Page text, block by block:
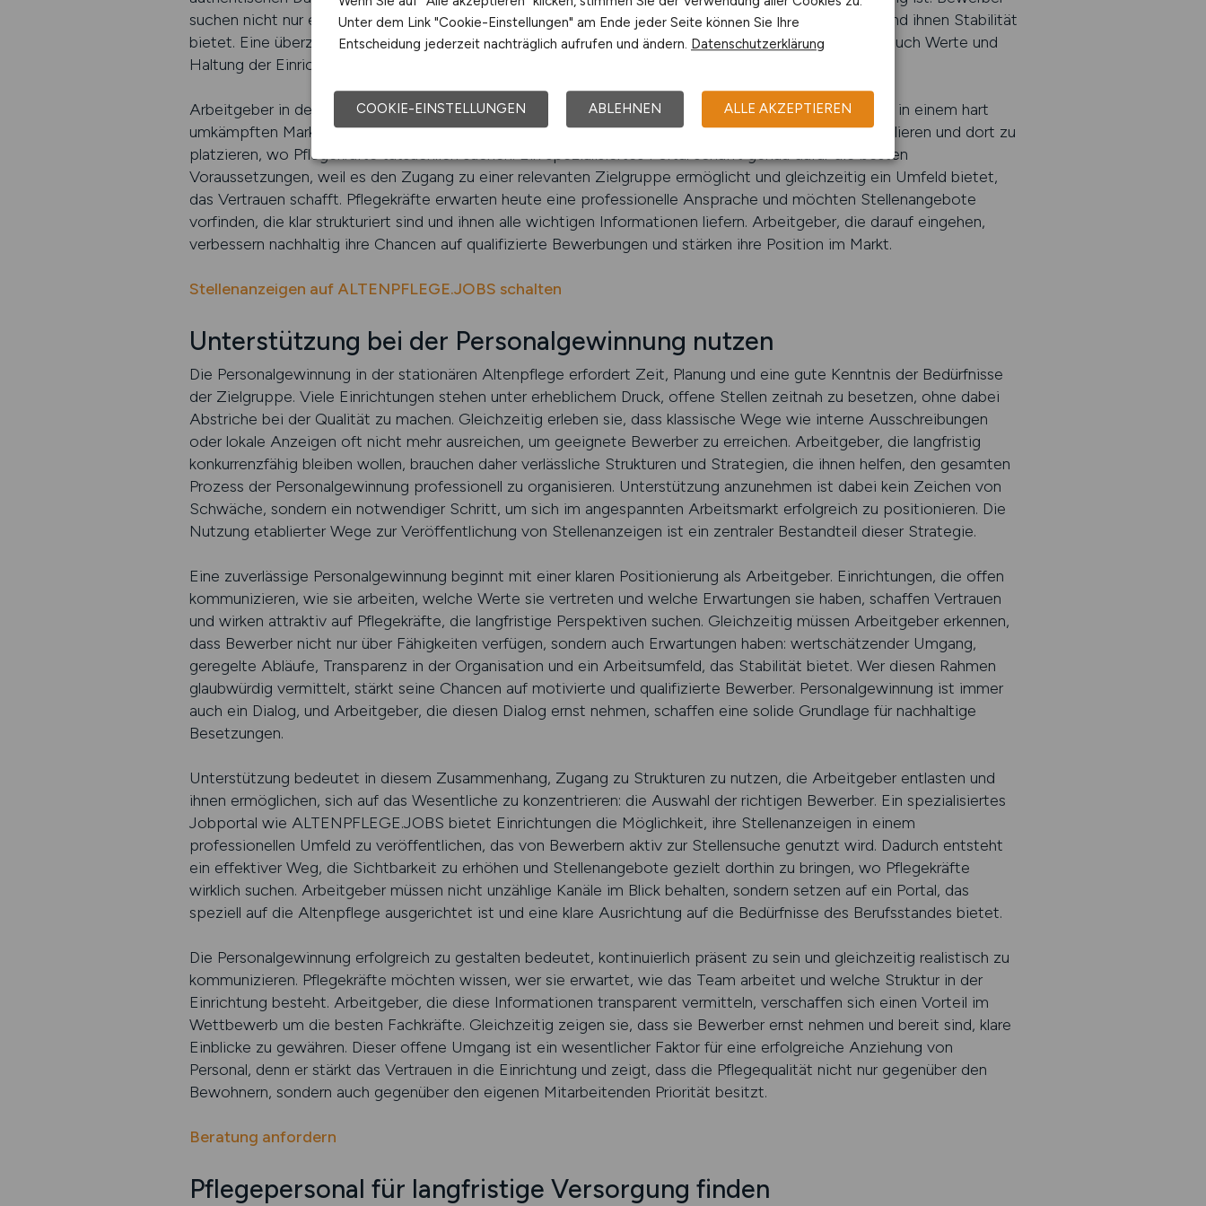
suchen nicht nur eine Position, sondern einen Arbeitsplatz, der ihre beruflichen Vorstellungen erfüllt und ihnen Stabilität
bietet. Eine überzeugend formulierte Stellenanzeige transportiert deshalb nicht nur Fakten, sondern auch Werte und
Haltung der Einrichtung.
Arbeitgeber in der Altenpflege sollten den Prozess der Veröffentlichung nicht unterschätzen. Gerade in einem hart
umkämpften Markt ist es wichtig, Stellenanzeigen regelmäßig zu aktualisieren, professionell zu formulieren und dort zu
platzieren, wo Pflegekräfte tatsächlich suchen. Ein spezialisiertes Portal schafft genau dafür die besten
Voraussetzungen, weil es den Zugang zu einer relevanten Zielgruppe ermöglicht und gleichzeitig ein Umfeld bietet,
das Vertrauen schafft. Pflegekräfte erwarten heute eine professionelle Ansprache und möchten Stellenangebote
vorfinden, die klar strukturiert sind und ihnen alle wichtigen Informationen liefern. Arbeitgeber, die darauf eingehen,
verbessern nachhaltig ihre Chancen auf qualifizierte Bewerbungen und stärken ihre Position im Markt.
Stellenanzeigen auf ALTENPFLEGE.JOBS schalten
Unterstützung bei der Personalgewinnung nutzen
Die Personalgewinnung in der stationären Altenpflege erfordert Zeit, Planung und eine gute Kenntnis der Bedürfnisse
der Zielgruppe. Viele Einrichtungen stehen unter erheblichem Druck, offene Stellen zeitnah zu besetzen, ohne dabei
Abstriche bei der Qualität zu machen. Gleichzeitig erleben sie, dass klassische Wege wie interne Ausschreibungen
oder lokale Anzeigen oft nicht mehr ausreichen, um geeignete Bewerber zu erreichen. Arbeitgeber, die langfristig
konkurrenzfähig bleiben wollen, brauchen daher verlässliche Strukturen und Strategien, die ihnen helfen, den gesamten
Prozess der Personalgewinnung professionell zu organisieren. Unterstützung anzunehmen ist dabei kein Zeichen von
Schwäche, sondern ein notwendiger Schritt, um sich im angespannten Arbeitsmarkt erfolgreich zu positionieren. Die
Nutzung etablierter Wege zur Veröffentlichung von Stellenanzeigen ist ein zentraler Bestandteil dieser Strategie.
Eine zuverlässige Personalgewinnung beginnt mit einer klaren Positionierung als Arbeitgeber. Einrichtungen, die offen
kommunizieren, wie sie arbeiten, welche Werte sie vertreten und welche Erwartungen sie haben, schaffen Vertrauen
und wirken attraktiv auf Pflegekräfte, die langfristige Perspektiven suchen. Gleichzeitig müssen Arbeitgeber erkennen,
dass Bewerber nicht nur über Fähigkeiten verfügen, sondern auch Erwartungen haben: wertschätzender Umgang,
geregelte Abläufe, Transparenz in der Organisation und ein Arbeitsumfeld, das Stabilität bietet. Wer diesen Rahmen
glaubwürdig vermittelt, stärkt seine Chancen auf motivierte und qualifizierte Bewerber. Personalgewinnung ist immer
auch ein Dialog, und Arbeitgeber, die diesen Dialog ernst nehmen, schaffen eine solide Grundlage für nachhaltige
Besetzungen.
Unterstützung bedeutet in diesem Zusammenhang, Zugang zu Strukturen zu nutzen, die Arbeitgeber entlasten und
ihnen ermöglichen, sich auf das Wesentliche zu konzentrieren: die Auswahl der richtigen Bewerber. Ein spezialisiertes
Jobportal wie ALTENPFLEGE.JOBS bietet Einrichtungen die Möglichkeit, ihre Stellenanzeigen in einem
professionellen Umfeld zu veröffentlichen, das von Bewerbern aktiv zur Stellensuche genutzt wird. Dadurch entsteht
ein effektiver Weg, die Sichtbarkeit zu erhöhen und Stellenangebote gezielt dorthin zu bringen, wo Pflegekräfte
wirklich suchen. Arbeitgeber müssen nicht unzählige Kanäle im Blick behalten, sondern setzen auf ein Portal, das
speziell auf die Altenpflege ausgerichtet ist und eine klare Ausrichtung auf die Bedürfnisse des Berufsstandes bietet.
Die Personalgewinnung erfolgreich zu gestalten bedeutet, kontinuierlich präsent zu sein und gleichzeitig realistisch zu
kommunizieren. Pflegekräfte möchten wissen, wer sie erwartet, wie das Team arbeitet und welche Struktur in der
Einrichtung besteht. Arbeitgeber, die diese Informationen transparent vermitteln, verschaffen sich einen Vorteil im
Wettbewerb um die besten Fachkräfte. Gleichzeitig zeigen sie, dass sie Bewerber ernst nehmen und bereit sind, klare
Einblicke zu gewähren. Dieser offene Umgang ist ein wesentlicher Faktor für eine erfolgreiche Anziehung von
Personal, denn er stärkt das Vertrauen in die Einrichtung und zeigt, dass die Pflegequalität nicht nur gegenüber den
Bewohnern, sondern auch gegenüber den eigenen Mitarbeitenden Priorität besitzt.
Beratung anfordern
Pflegepersonal für langfristige Versorgung finden
Unter dem Link "Cookie-Einstellungen" am Ende jeder Seite können Sie Ihre
Entscheidung jederzeit nachträglich aufrufen und ändern. Datenschutzerklärung
COOKIE-EINSTELLUNGEN ABLEHNEN ALLE AKZEPTIEREN